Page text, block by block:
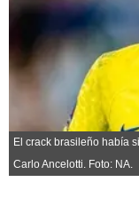
El tiempo
Fúnebres
Clasificados
Horóscopo
El crack brasileño había
Carlo Ancelotti. Foto: NA.